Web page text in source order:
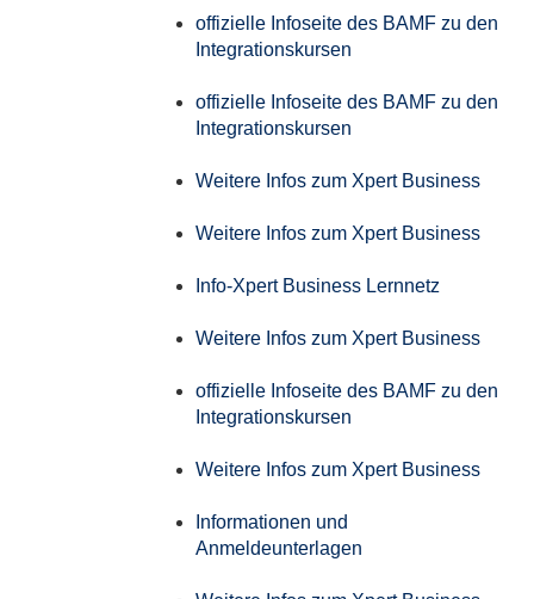
offizielle Infoseite des BAMF zu den
Integrationskursen
offizielle Infoseite des BAMF zu den
Integrationskursen
Weitere Infos zum Xpert Business
Weitere Infos zum Xpert Business
Info-Xpert Business Lernnetz
Weitere Infos zum Xpert Business
offizielle Infoseite des BAMF zu den
Integrationskursen
Weitere Infos zum Xpert Business
Informationen und
Anmeldeunterlagen